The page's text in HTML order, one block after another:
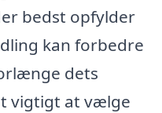
bedst opfylder
kan forbedre
dets
vigtigt at vælge